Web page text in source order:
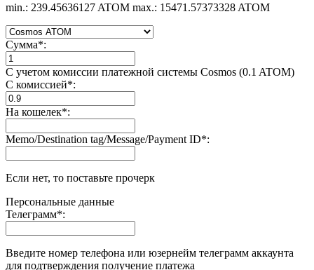
min.: 239.45636127 ATOM max.: 15471.57373328 ATOM
Сумма*:
С учетом комиссии платежной системы Cosmos (0.1 ATOM)
С комиссией*:
На кошелек*:
Memo/Destination tag/Message/Payment ID*:
Если нет, то поставьте прочерк
Персональные данные
Телеграмм*:
Введите номер телефона или юзернейм телеграмм аккаунта
для подтверждения получение платежа